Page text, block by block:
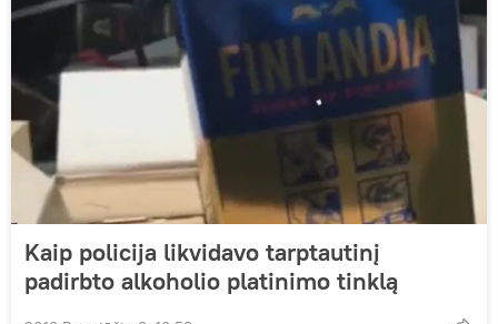
Kaip policija likvidavo tarptautinį
padirbto alkoholio platinimo tinklą